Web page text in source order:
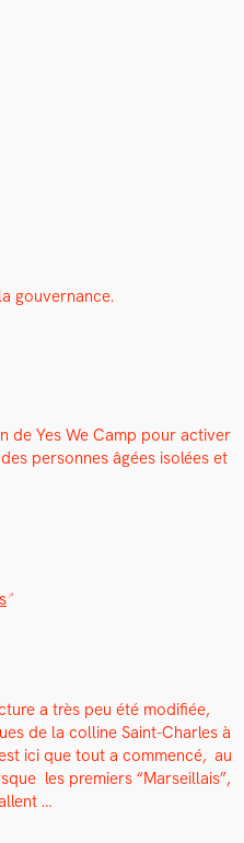
gou­ver­nance.
de Yes We Camp pour activ­er
per­son­nes âgées isolées et
a très peu été mod­i­fiée,
de la colline Saint-Charles à
ici que tout a com­mencé, au
les pre­miers “Mar­seil­lais”,
…